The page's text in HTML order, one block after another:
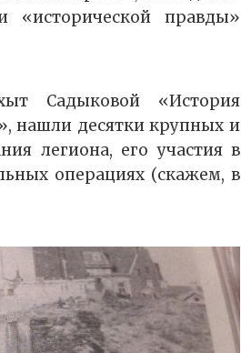
правды»
Садыковой «История
нашли десятки крупных и
легиона, его участия в
операциях (скажем, в